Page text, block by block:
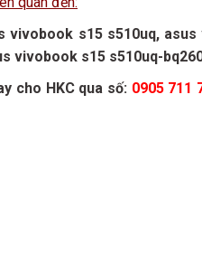
vivobook s15 s510uq,
vivobook s15 s510uq-
cho HKC qua số: 0905 711